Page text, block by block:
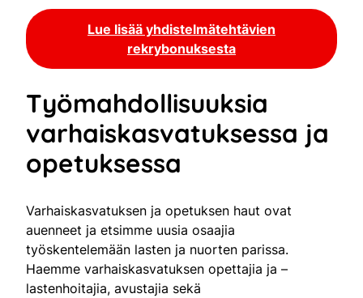
Lue lisää yhdistelmätehtävien
rekrybonuksesta
Työmahdollisuuksia
varhaiskasvatuksessa ja
opetuksessa
Varhaiskasvatuksen ja opetuksen haut ovat
auenneet ja etsimme uusia osaajia
työskentelemään lasten ja nuorten parissa.
Haemme varhaiskasvatuksen opettajia ja –
lastenhoitajia, avustajia sekä